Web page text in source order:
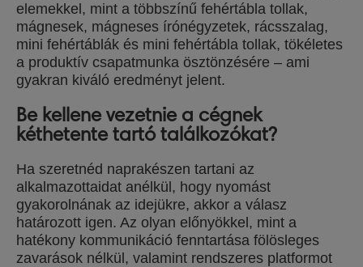
elemekkel, mint a többszínű fehértábla tollak,
mágnesek, mágneses írónégyzetek, rácsszalag,
mini fehértáblák és mini fehértábla tollak, tökéletes
a produktív csapatmunka ösztönzésére – ami
gyakran kiváló eredményt jelent.
Be kellene vezetnie a cégnek
kéthetente tartó találkozókat?
Ha szeretnéd naprakészen tartani az
alkalmazottaidat anélkül, hogy nyomást
gyakorolnának az idejükre, akkor a válasz
határozott igen. Az olyan előnyökkel, mint a
hatékony kommunikáció fenntartása fölösleges
zavarások nélkül, valamint rendszeres platformot